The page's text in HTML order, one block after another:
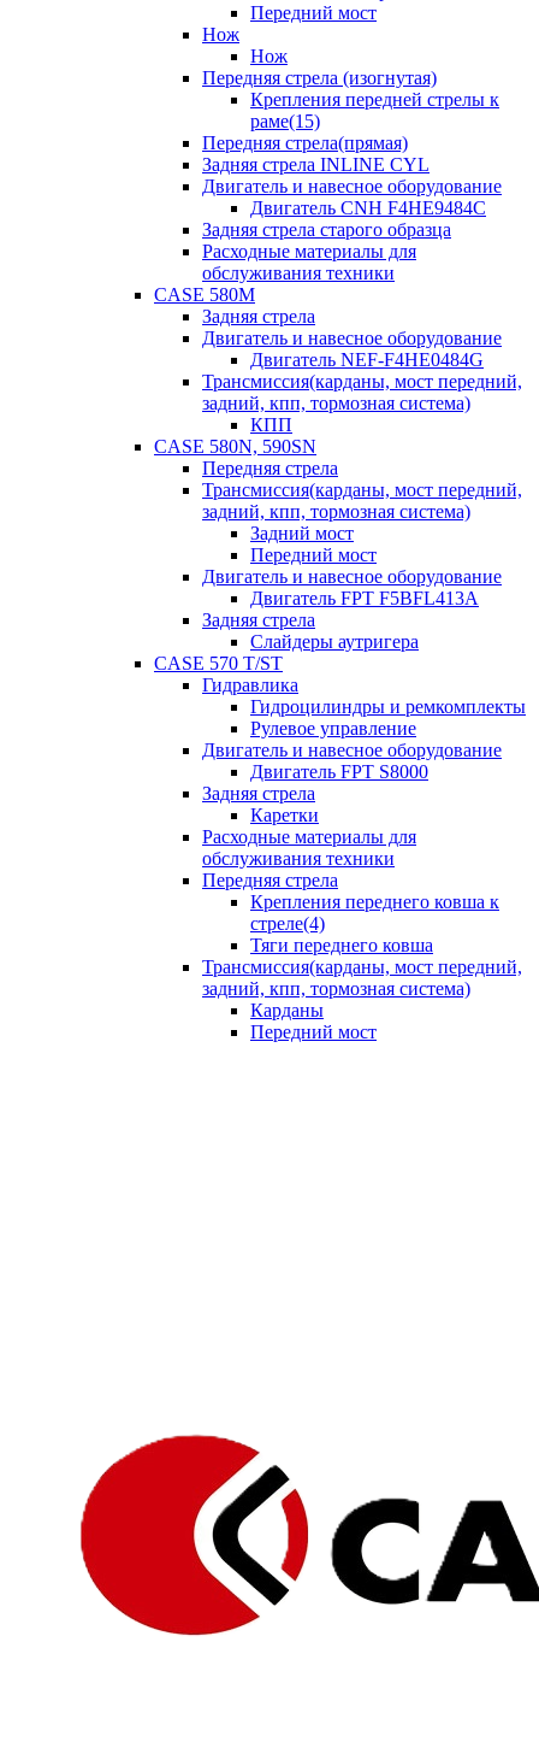
Передний мост
Нож
Нож
Передняя стрела (изогнутая)
Крепления передней стрелы к
раме(15)
Передняя стрела(прямая)
Задняя стрела INLINE CYL
Двигатель и навесное оборудование
Двигатель CNH F4HE9484C
Задняя стрела старого образца
Расходные материалы для
обслуживания техники
CASE 580M
Задняя стрела
Двигатель и навесное оборудование
Двигатель NEF-F4HE0484G
Трансмиссия(карданы, мост передний,
задний, кпп, тормозная система)
КПП
CASE 580N, 590SN
Передняя стрела
Трансмиссия(карданы, мост передний,
задний, кпп, тормозная система)
Задний мост
Передний мост
Двигатель и навесное оборудование
Двигатель FPT F5BFL413A
Задняя стрела
Слайдеры аутригера
CASE 570 T/ST
Гидравлика
Гидроцилиндры и ремкомплекты
Рулевое управление
Двигатель и навесное оборудование
Двигатель FPT S8000
Задняя стрела
Каретки
Расходные материалы для
обслуживания техники
Передняя стрела
Крепления переднего ковша к
стреле(4)
Тяги переднего ковша
Трансмиссия(карданы, мост передний,
задний, кпп, тормозная система)
Карданы
Передний мост